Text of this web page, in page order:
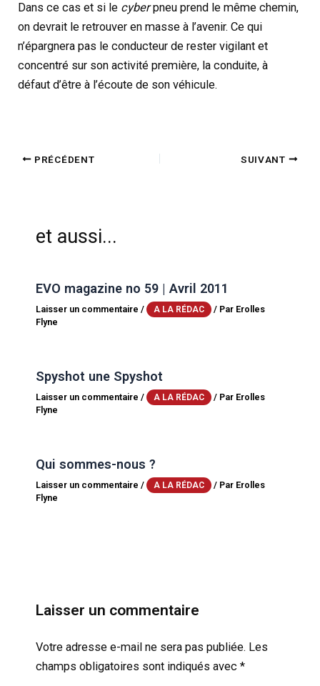
Dans ce cas et si le cyberpneu prend le même chemin,
on devrait le retrouver en masse à l’avenir. Ce qui
n’épargnera pas le conducteur de rester vigilant et
concentré sur son activité première, la conduite, à
défaut d’être à l’écoute de son véhicule.
PRÉCÉDENT SUIVANT
et aussi...
EVO magazine no 59 | Avril 2011
Laisser un commentaire / A LA RÉDAC / Par Erolles
Flyne
Spyshot une Spyshot
Laisser un commentaire / A LA RÉDAC / Par Erolles
Flyne
Qui sommes-nous ?
Laisser un commentaire / A LA RÉDAC / Par Erolles
Flyne
Laisser un commentaire
Votre adresse e-mail ne sera pas publiée. Les
champs obligatoires sont indiqués avec *